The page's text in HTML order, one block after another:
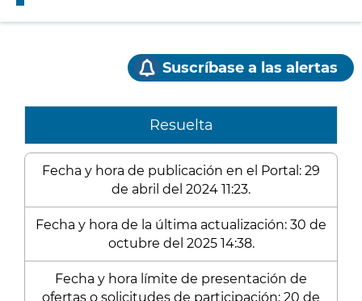
Suscríbase a las alertas
Resuelta
Fecha y hora de publicación en el Portal: 29
de abril del 2024 11:23.
Fecha y hora de la última actualización: 30 de
octubre del 2025 14:38.
Fecha y hora límite de presentación de
ofertas o solicitudes de participación: 20 de